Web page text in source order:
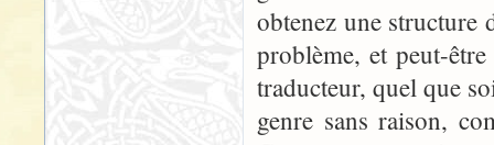
obtenez une structure
problème, et peut-
traducteur, quel que
genre sans raison,